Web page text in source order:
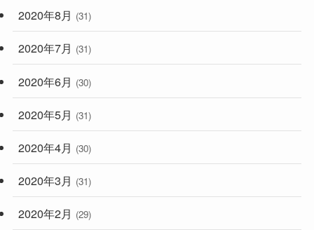
2020年8月 (31)
2020年7月 (31)
2020年6月 (30)
2020年5月 (31)
2020年4月 (30)
2020年3月 (31)
2020年2月 (29)